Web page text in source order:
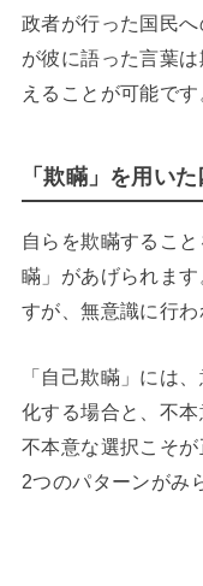
政者が行った国民
が彼に語った言葉
えることが可能です
「欺瞞」を用い
自らを欺瞞するこ
瞞」があげられま
すが、無意識に行わ
「自己欺瞞」には
化する場合と、不本
不本意な選択こそ
2つのパターンがみ